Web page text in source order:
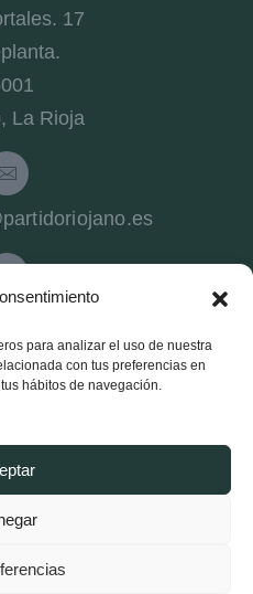
para analizar el uso de nuestra
con tus preferencias en
hábitos de navegación.
17
La Rioja
Riojano